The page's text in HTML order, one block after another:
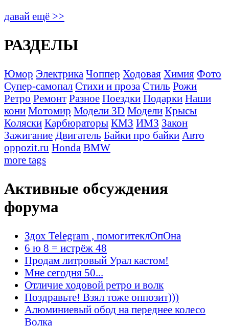
давай ещё >>
РАЗДЕЛЫ
Юмор Электрика Чоппер Ходовая Химия Фото
Супер-самопал Стихи и проза Стиль Рожи
Ретро Ремонт Разное Поездки Подарки Наши
кони Мотомир Модели 3D Модели Крысы
Коляски Карбюраторы КМЗ ИМЗ Закон
Зажигание Двигатель Байки про байки Авто
oppozit.ru Honda BMW
more tags
Активные обсуждения
форума
Здох Telegram , помогитеклОпОна
6 ю 8 = истрёж 48
Продам литровый Урал кастом!
Мне сегодня 50...
Отличие ходовой ретро и волк
Поздравьте! Взял тоже оппозит)))
Алюминиевый обод на переднее колесо
Волка